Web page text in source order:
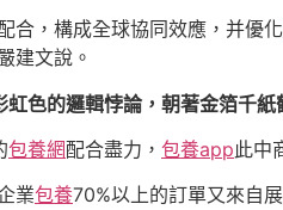
合，構成全球協同效應，并優化
建文說。
虹色的邏輯悖論，朝著金箔千
包養網配合盡力， 包養app此中
業包養70%以上的訂單又來自